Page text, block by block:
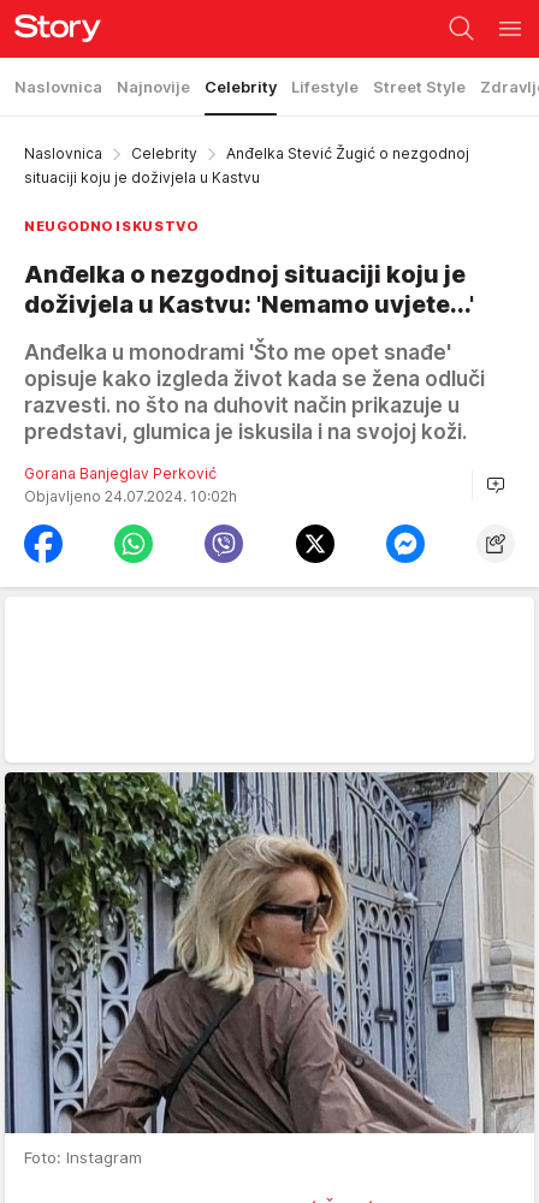
Naslovnica Najnovije Celebrity Lifestyle Street Style
Naslovnica Celebrity
Anđelka Stević Žugić o nezgodnoj
situaciji koju je doživjela u Kastvu
NEUGODNO ISKUSTVO
Anđelka o nezgodnoj situaciji koju je
doživjela u Kastvu: 'Nemamo uvjete...'
Anđelka u monodrami 'Što me opet snađe'
opisuje kako izgleda život kada se žena odluči
razvesti. no što na duhovit način prikazuje u
predstavi, glumica je iskusila i na svojoj koži.
Gorana Banjeglav Perković
Objavljeno 24.07.2024. 10:02h
Foto: Instagram